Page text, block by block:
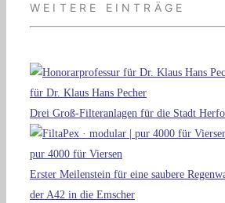
WEITERE EINTRÄGE
für Dr. Klaus Hans Pecher
Drei Groß-Filteranlagen für die Stadt
pur 4000 für Viersen
Erster Meilenstein für eine saubere
der A42 in die Emscher